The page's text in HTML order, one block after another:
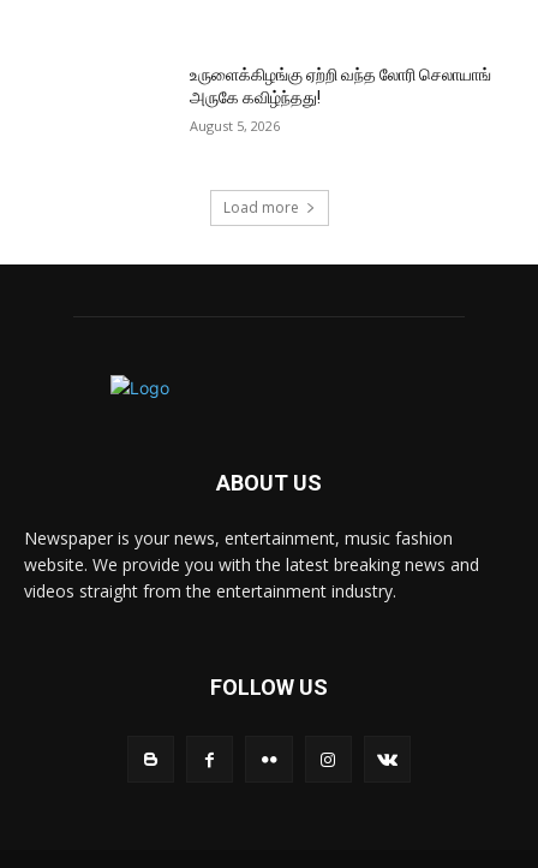
உருளைக்கிழங்கு ஏற்றி வந்த லோரி செலாயாங்
அருகே கவிழ்ந்தது!
August 5, 2026
Load more
ABOUT US
Newspaper is your news, entertainment, music fashion
website. We provide you with the latest breaking news and
videos straight from the entertainment industry.
FOLLOW US